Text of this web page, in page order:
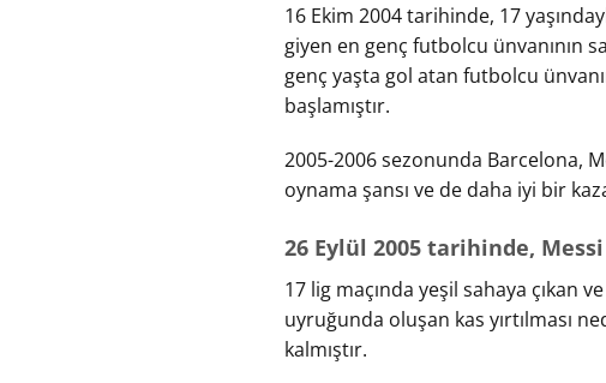
16 Ekim 2004 tarihinde, 17
giyen en genç futbolcu ünvanının
genç yaşta gol atan futbolcu
başlamıştır.
2005-2006 sezonunda Barcelona,
oynama şansı ve de daha iyi bir
26 Eylül 2005 tarihinde,
17 lig maçında yeşil sahaya çıkan
uyruğunda oluşan kas yırtılması
kalmıştır.